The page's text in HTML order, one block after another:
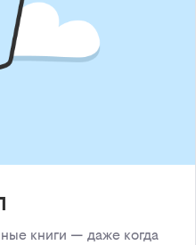
книги — даже когда